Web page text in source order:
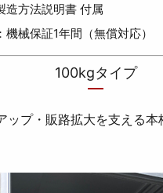
造方法説明書 付属
機械保証1年間（無償対応）
100kgタイプ
プ・販路拡大を支える本